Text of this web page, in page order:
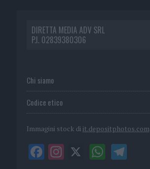
DIRETTA MEDIA ADV SRL
P.I. 02839380306
Chi siamo
Codice etico
Immagini stock di it.depositphotos.com